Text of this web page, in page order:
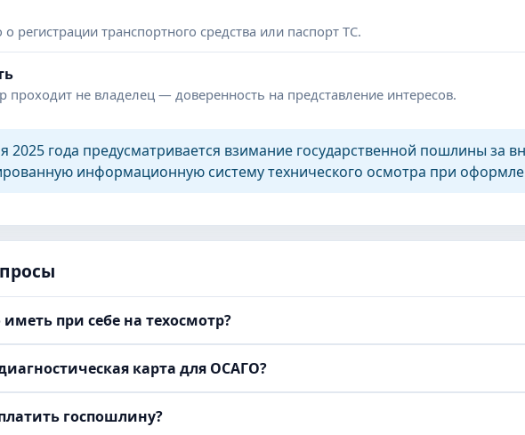
о регистрации транспортного средства или паспорт ТС.
проходит не владелец — доверенность на представление интересов.
2025 года предусматривается взимание государственной пошлины за
информационную систему технического осмотра при
при себе на техосмотр?
карта для ОСАГО?
госпошлину?